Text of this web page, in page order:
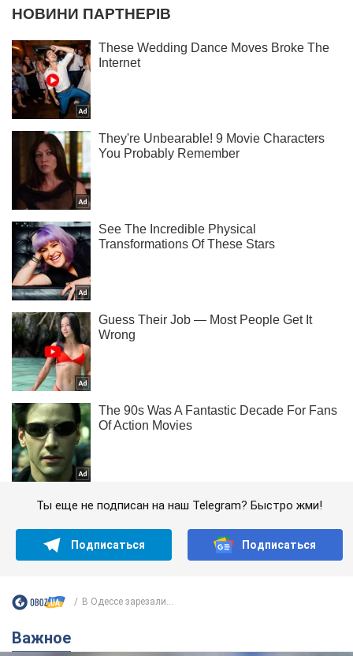
Ты еще не подписан на наш Telegram? Быстро жми!
Подписаться Подписаться
В Одессе зарезали...
Важное